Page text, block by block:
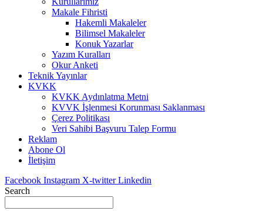
Makale Fihristi
Hakemli Makaleler
Bilimsel Makaleler
Konuk Yazarlar
Yazım Kuralları
Okur Anketi
Teknik Yayınlar
KVKK
KVKK Aydınlatma Metni
KVVK İşlenmesi Korunması Saklanması
Çerez Politikası
Veri Sahibi Başvuru Talep Formu
Reklam
Abone Ol
İletişim
Facebook Instagram X-twitter Linkedin
Search